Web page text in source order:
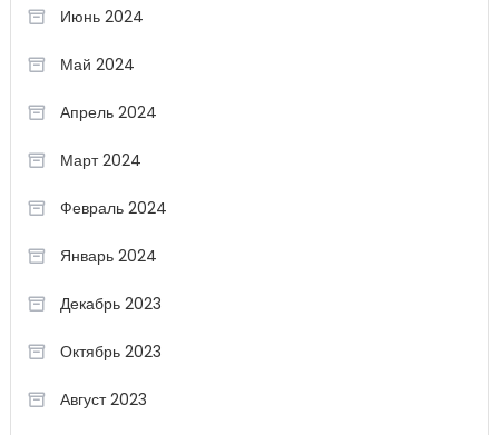
Июнь 2024
Май 2024
Апрель 2024
Март 2024
Февраль 2024
Январь 2024
Декабрь 2023
Октябрь 2023
Август 2023